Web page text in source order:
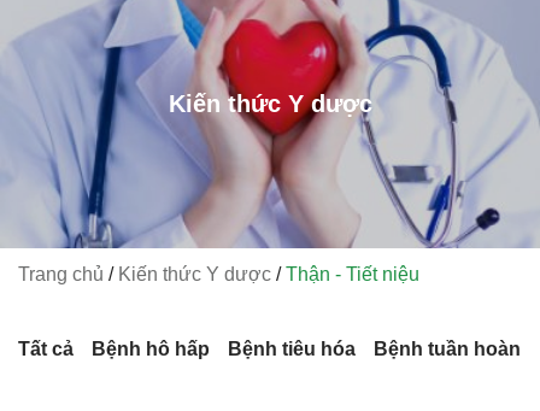
Kiến thức Y dược
Trang chủ / Kiến thức Y dược /Thận - Tiết niệu
Tất cả Bệnh hô hấp Bệnh tiêu hóa Bệnh tuần hoàn